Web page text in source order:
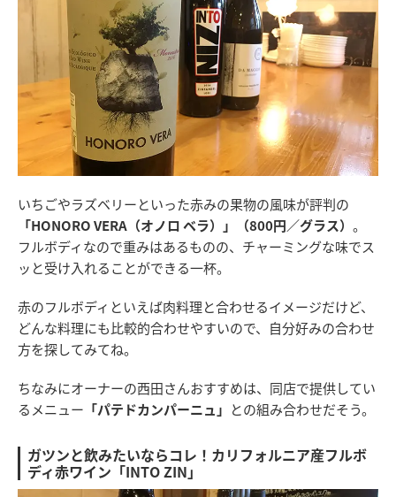
いちごやラズベリーといった赤みの果物の風味が評判の
「HONORO VERA（オノロ ベラ）」（800円／グラス） 。
フルボディなので重みはあるものの、チャーミングな味でス
ッと受け入れることができる一杯。
赤のフルボディといえば肉料理と合わせるイメージだけど、
どんな料理にも比較的合わせやすいので、自分好みの合わせ
方を探してみてね。
ちなみにオーナーの西田さんおすすめは、同店で提供してい
るメニュー 「パテドカンパーニュ」 との組み合わせだそう。
ガツンと飲みたいならコレ！カリフォルニア産フルボ
ディ赤ワイン「INTO ZIN」